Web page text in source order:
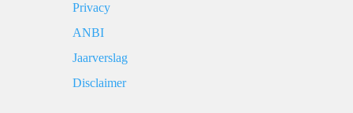
Privacy
ANBI
Jaarverslag
Disclaimer